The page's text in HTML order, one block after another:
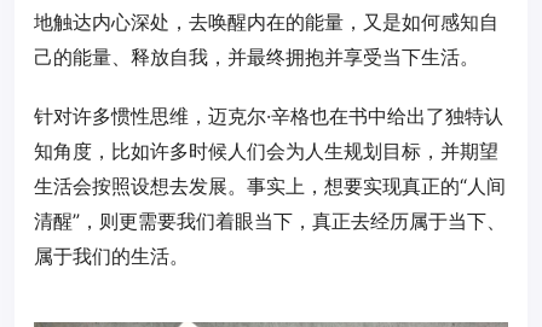
地触达内心深处，去唤醒内在的能量，又是如何感知自
己的能量、释放自我，并最终拥抱并享受当下生活。
针对许多惯性思维，迈克尔·辛格也在书中给出了独特认
知角度，比如许多时候人们会为人生规划目标，并期望
生活会按照设想去发展。事实上，想要实现真正的“人间
清醒”，则更需要我们着眼当下，真正去经历属于当下、
属于我们的生活。